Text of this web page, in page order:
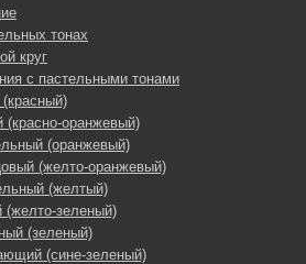
тонах
круг
с пастельными тонами
(красный)
(красно-оранжевый)
(оранжевый)
(желто-оранжевый)
(желтый)
(желто-зеленый)
(зеленый)
(сине-зеленый)